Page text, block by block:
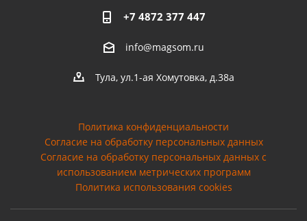
+7 4872 377 447
info@magsom.ru
Тула, ул.1-ая Хомутовка, д.38а
Политика конфиденциальности
Согласие на обработку персональных данных
Cогласие на обработку персональных данных с
использованием метрических программ
Политика использования cookies